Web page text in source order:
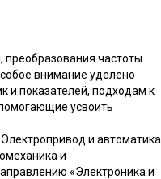
частоты.
внимание уделено
и показателей, подходам к
усвоить
и автоматика
и
«Электроника и